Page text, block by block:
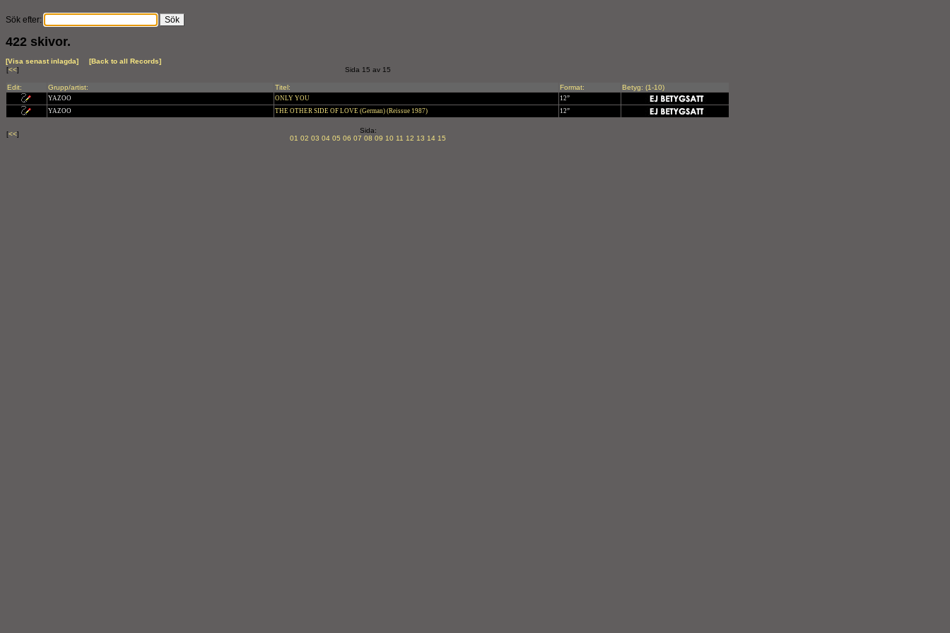
Sök efter:
422 skivor.
[Visa senast inlagda]
[Back to all Records]
[<<] Sida 15 av 15
Edit: Grupp/artist: Titel: Format: Betyg: (1-10)
YAZOO ONLY YOU
12”
YAZOO
THE OTHER SIDE OF LOVE (German) (Reissue 1987) 12”
[<<]
Sida:
01 02 03 04 05 06 07 08 09 10 11 12 13 14 15